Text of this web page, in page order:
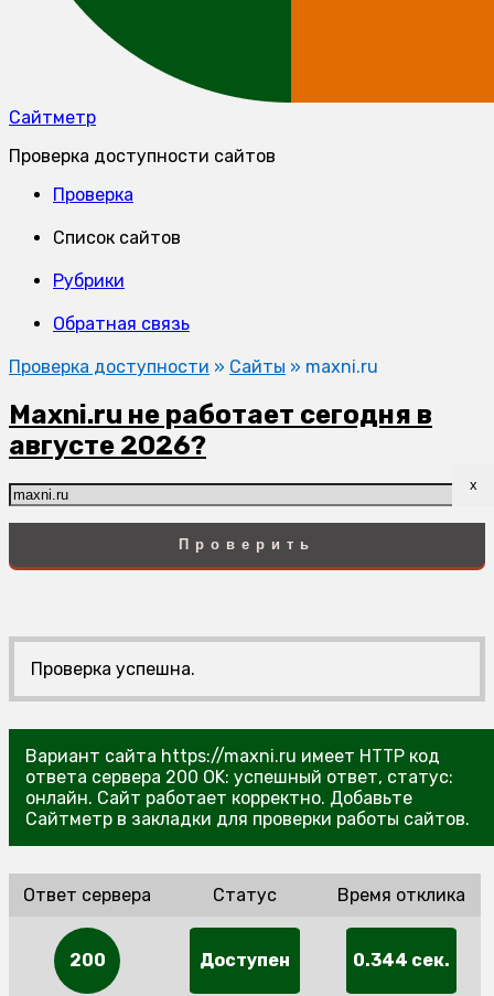
Сайтметр
Проверка доступности сайтов
Проверка
Список сайтов
Рубрики
Обратная связь
Проверка доступности » Сайты » maxni.ru
Maxni.ru не работает сегодня в
августе 2026?
x
Проверить
Проверка успешна.
Вариант сайта https://maxni.ru имеет HTTP код
ответа сервера 200 OK: успешный ответ, статус:
онлайн. Сайт работает корректно. Добавьте
Сайтметр в закладки для проверки работы сайтов.
Ответ сервера
200
Статус
Доступен
Время отклика
0.344 сек.